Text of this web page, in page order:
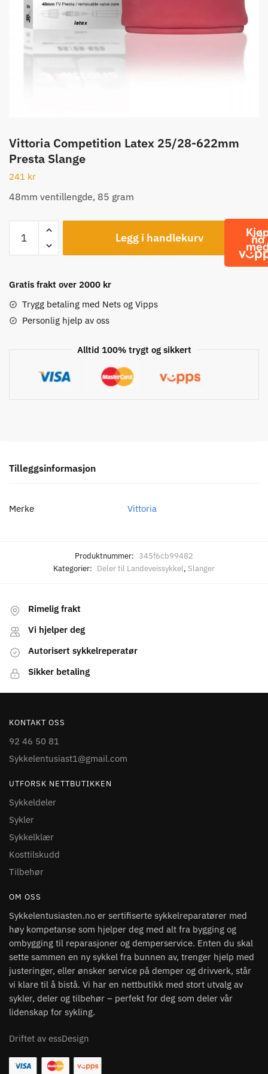
Vittoria Competition Latex 25/28-622mm
Presta Slange
241 kr
48mm ventillengde, 85 gram
Competition
Latex
622mm
Presta
Slange
antall
Legg i handlekurv
Gratis frakt over 2000 kr
Trygg betaling med Nets og Vipps
Personlig hjelp av oss
Alltid 100% trygt og sikkert
Tilleggsinformasjon
Merke Vittoria
Produktnummer: 345f6cb99482
Kategorier: Deler til Landeveissykkel, Slanger
Rimelig frakt
Vi hjelper deg
Autorisert sykkelreperatør
Sikker betaling
KONTAKT OSS
92 46 50 81
Sykkelentusiast1@gmail.com
UTFORSK NETTBUTIKKEN
Sykkeldeler
Sykler
Sykkelklær
Kosttilskudd
Tilbehør
OM OSS
Sykkelentusiasten.no er sertifiserte sykkelreparatører med
høy kompetanse som hjelper deg med alt fra bygging og
ombygging til reparasjoner og demperservice. Enten du skal
sette sammen en ny sykkel fra bunnen av, trenger hjelp med
justeringer, eller ønsker service på demper og drivverk, står
vi klare til å bistå. Vi har en nettbutikk med stort utvalg av
sykler, deler og tilbehør – perfekt for deg som deler vår
lidenskap for sykling.
Driftet av essDesign